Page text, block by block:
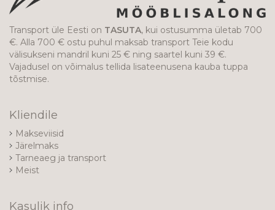
Transport üle Eesti on TASUTA, kui ostusumma ületab 700
€. Alla 700 € ostu puhul maksab transport Teie kodu
välisukseni mandril kuni 25 € ning saartel kuni 39 €.
Vajadusel on võimalus tellida lisateenusena kauba tuppa
tõstmise.
Kliendile
Makseviisid
Järelmaks
Tarneaeg ja transport
Meist
Kasulik info